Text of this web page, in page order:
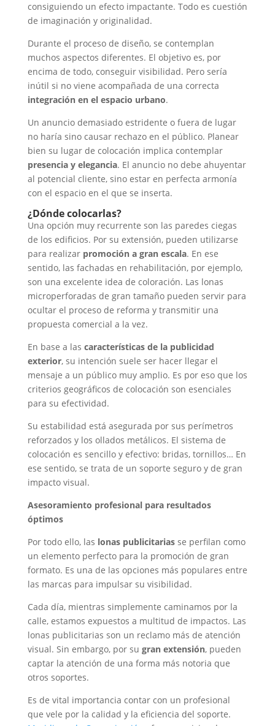
consiguiendo un efecto impactante. Todo es cuestión
de imaginación y originalidad.
Durante el proceso de diseño, se contemplan
muchos aspectos diferentes. El objetivo es, por
encima de todo, conseguir visibilidad. Pero sería
inútil si no viene acompañada de una correcta
integración en el espacio urbano.
Un anuncio demasiado estridente o fuera de lugar
no haría sino causar rechazo en el público. Planear
bien su lugar de colocación implica contemplar
presencia y elegancia. El anuncio no debe ahuyentar
al potencial cliente, sino estar en perfecta armonía
con el espacio en el que se inserta.
¿Dónde colocarlas?
Una opción muy recurrente son las paredes ciegas
de los edificios. Por su extensión, pueden utilizarse
para realizar promoción a gran escala. En ese
sentido, las fachadas en rehabilitación, por ejemplo,
son una excelente idea de coloración. Las lonas
microperforadas de gran tamaño pueden servir para
ocultar el proceso de reforma y transmitir una
propuesta comercial a la vez.
En base a las características de la publicidad
exterior, su intención suele ser hacer llegar el
mensaje a un público muy amplio. Es por eso que los
criterios geográficos de colocación son esenciales
para su efectividad.
Su estabilidad está asegurada por sus perímetros
reforzados y los ollados metálicos. El sistema de
colocación es sencillo y efectivo: bridas, tornillos… En
ese sentido, se trata de un soporte seguro y de gran
impacto visual.
Asesoramiento profesional para resultados
óptimos
Por todo ello, las lonas publicitariasse perfilan como
un elemento perfecto para la promoción de gran
formato. Es una de las opciones más populares entre
las marcas para impulsar su visibilidad.
Cada día, mientras simplemente caminamos por la
calle, estamos expuestos a multitud de impactos. Las
lonas publicitarias son un reclamo más de atención
visual. Sin embargo, por su gran extensión, pueden
captar la atención de una forma más notoria que
otros soportes.
Es de vital importancia contar con un profesional
que vele por la calidad y la eficiencia del soporte.